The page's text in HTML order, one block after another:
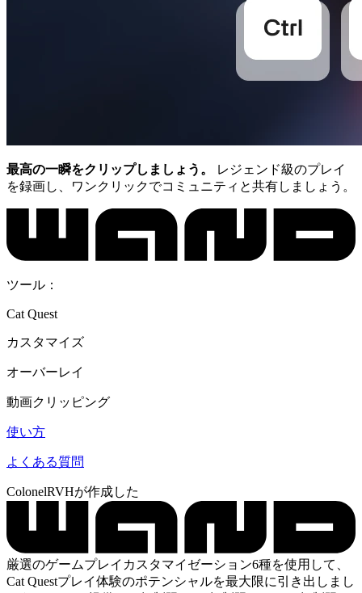
最高の一瞬をクリップしましょう。
レジェンド級のプレイ
を録画し、ワンクリックでコミュニティと共有しましょう。
ツール：
Cat Quest
カスタマイズ
オーバーレイ
動画クリッピング
使い方
よくある質問
ColonelRVHが作成した
厳選のゲームプレイカスタマイゼーション6種を使用して、
Cat Questプレイ体験のポテンシャルを最大限に引き出しまし